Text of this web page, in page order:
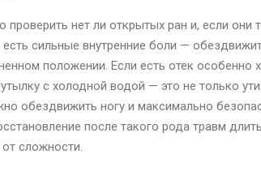
нет ли открытых ран и, если они
сильные внутренние боли —
положении. Если есть отек
с холодной водой — это не только
обездвижить ногу и максимально
после такого рода травм
сложности.